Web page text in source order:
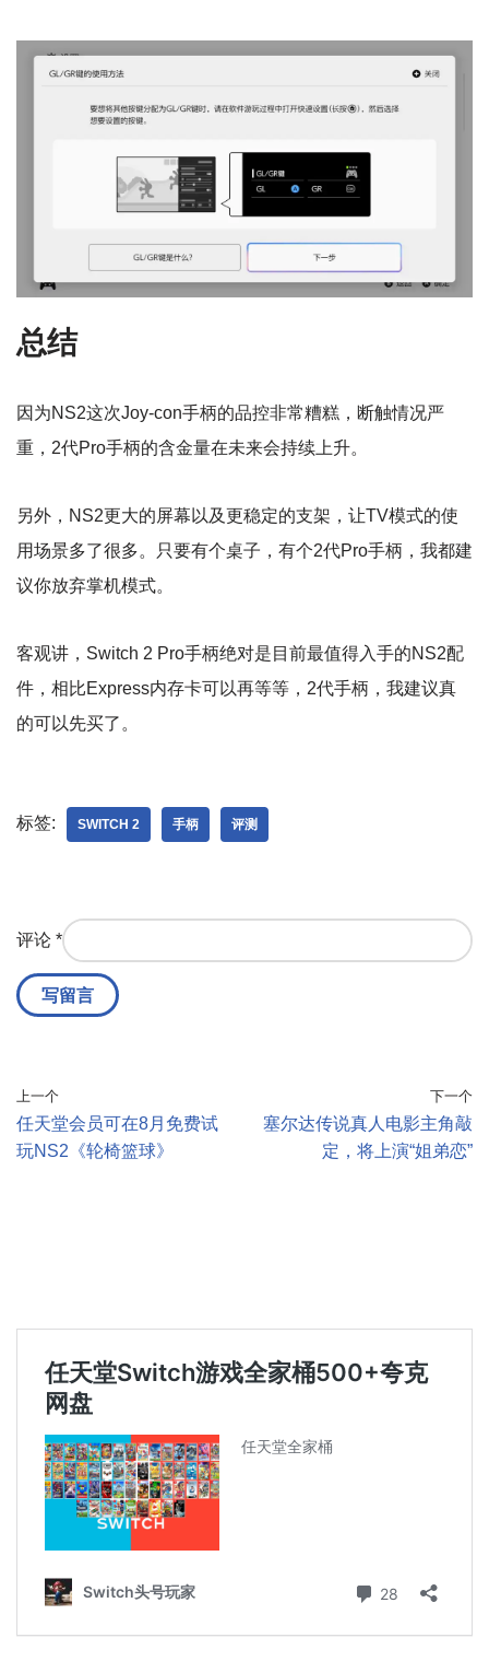
总结
因为NS2这次Joy-con手柄的品控非常糟糕，断触情况严
重，2代Pro手柄的含金量在未来会持续上升。
另外，NS2更大的屏幕以及更稳定的支架，让TV模式的使
用场景多了很多。只要有个桌子，有个2代Pro手柄，我都建
议你放弃掌机模式。
客观讲，Switch 2 Pro手柄绝对是目前最值得入手的NS2配
件，相比Express内存卡可以再等等，2代手柄，我建议真
的可以先买了。
标签: SWITCH 2 手柄 评测
评论 *
上一个
任天堂会员可在8月免费试
玩NS2《轮椅篮球》
下一个
塞尔达传说真人电影主角敲
定，将上演“姐弟恋”